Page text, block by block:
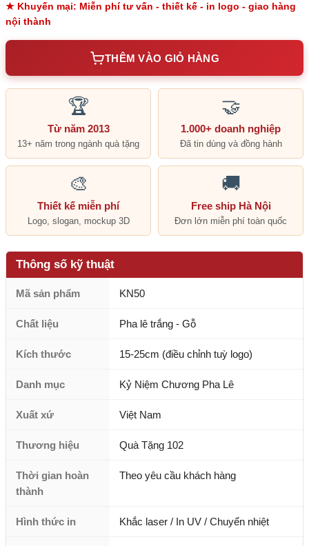
★ Khuyến mại: Miễn phí tư vấn - thiết kế - in logo - giao hàng
nội thành
THÊM VÀO GIỎ HÀNG
🏆
Từ năm 2013
13+ năm trong ngành quà tặng
🤝
1.000+ doanh nghiệp
Đã tin dùng và đồng hành
🎨
Thiết kế miễn phí
Logo, slogan, mockup 3D
🚚
Free ship Hà Nội
Đơn lớn miễn phí toàn quốc
Thông số kỹ thuật
Mã sản phẩm KN50
Chất liệu Pha lê trắng - Gỗ
Kích thước 15-25cm (điều chỉnh tuỳ logo)
Danh mục Kỷ Niệm Chương Pha Lê
Xuất xứ Việt Nam
Thương hiệu Quà Tặng 102
Thời gian hoàn
thành
Theo yêu cầu khách hàng
Hình thức in Khắc laser / In UV / Chuyển nhiệt